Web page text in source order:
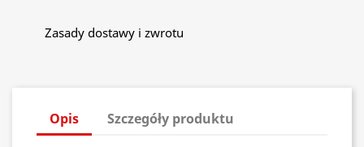
Zasady dostawy i zwrotu
Opis Szczegóły produktu